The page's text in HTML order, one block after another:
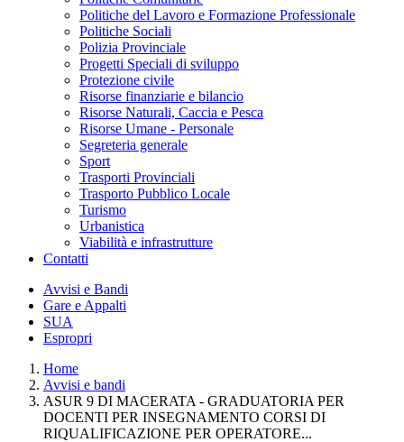
Politiche del Lavoro e Formazione Professionale
Politiche Sociali
Polizia Provinciale
Progetti Speciali di sviluppo
Protezione civile
Risorse finanziarie e bilancio
Risorse Naturali, Caccia e Pesca
Risorse Umane - Personale
Segreteria generale
Sport
Trasporti Provinciali
Trasporto Pubblico Locale
Turismo
Urbanistica
Viabilità e infrastrutture
Contatti
Avvisi e Bandi
Gare e Appalti
SUA
Espropri
Home
Avvisi e bandi
ASUR 9 DI MACERATA - GRADUATORIA PER
DOCENTI PER INSEGNAMENTO CORSI DI
RIQUALIFICAZIONE PER OPERATORE...